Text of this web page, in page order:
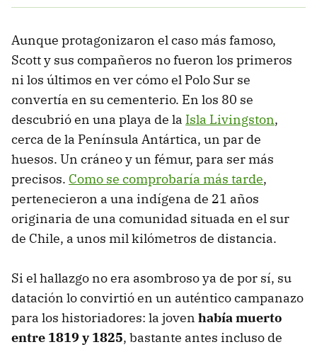
Aunque protagonizaron el caso más famoso,
Scott y sus compañeros no fueron los primeros
ni los últimos en ver cómo el Polo Sur se
convertía en su cementerio. En los 80 se
descubrió en una playa de la Isla Livingston,
cerca de la Península Antártica, un par de
huesos. Un cráneo y un fémur, para ser más
precisos. Como se comprobaría más tarde,
pertenecieron a una indígena de 21 años
originaria de una comunidad situada en el sur
de Chile, a unos mil kilómetros de distancia.
Si el hallazgo no era asombroso ya de por sí, su
datación lo convirtió en un auténtico campanazo
para los historiadores: la joven había muerto
entre 1819 y 1825, bastante antes incluso de